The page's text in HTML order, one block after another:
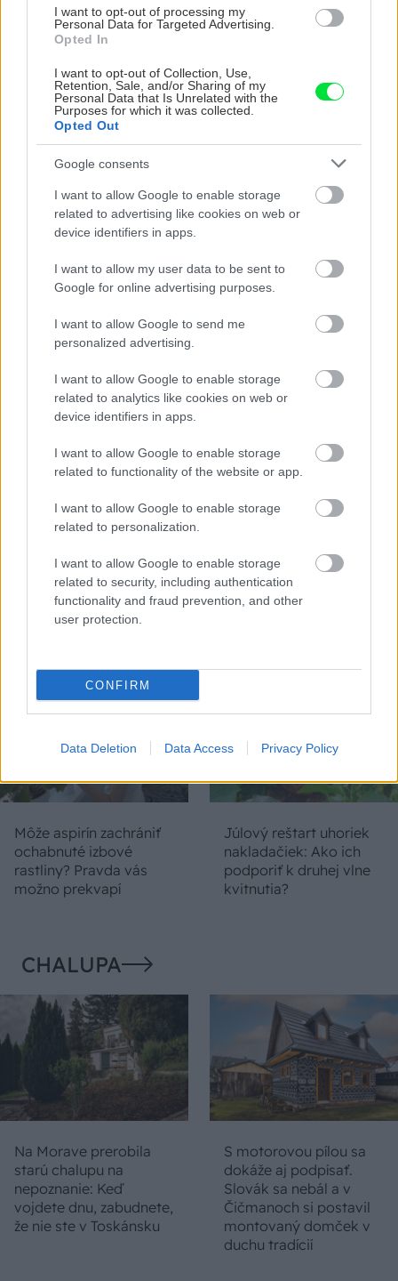
I want to opt-out of processing my
Personal Data for Targeted Advertising.
Opted In
I want to opt-out of Collection, Use,
Retention, Sale, and/or Sharing of my
Personal Data that Is Unrelated with the
Purposes for which it was collected.
Opted Out
Google consents
I want to allow Google to enable storage
related to advertising like cookies on web or
device identifiers in apps.
I want to allow my user data to be sent to
Google for online advertising purposes.
I want to allow Google to send me
personalized advertising.
I want to allow Google to enable storage
related to analytics like cookies on web or
device identifiers in apps.
I want to allow Google to enable storage
related to functionality of the website or app.
I want to allow Google to enable storage
related to personalization.
I want to allow Google to enable storage
related to security, including authentication
functionality and fraud prevention, and other
user protection.
CONFIRM
Data Deletion Data Access Privacy Policy
VIDEO
Chcete dominantu interiéru,
Vyrobte si takéto masívne
orechové svietidlo
potrubia v
ako to vyriešiť
ZÁHRADA
Trvalky, ktoré znesú
sucho a teplo? Tieto
vysaďte na miesta, na
ktoré slnko svieti celý
Nemusí to byť len
levanduľa! 7 fialových
krások, ktoré rozžiaria
Môže aspirín zachrániť
ochabnuté izbové
rastliny? Pravda vás
možno prekvapí
Júlový reštart uhoriek
nakladačiek: Ako ich
podporiť k druhej vlne
kvitnutia?
CHALUPA
Na Morave prerobila
starú chalupu na
nepoznanie: Keď
vojdete dnu, zabudnete,
že nie ste v Toskánsku
S motorovou pílou sa
dokáže aj podpísať.
Slovák sa nebál a v
Čičmanoch si postavil
montovaný domček v
duchu tradícií